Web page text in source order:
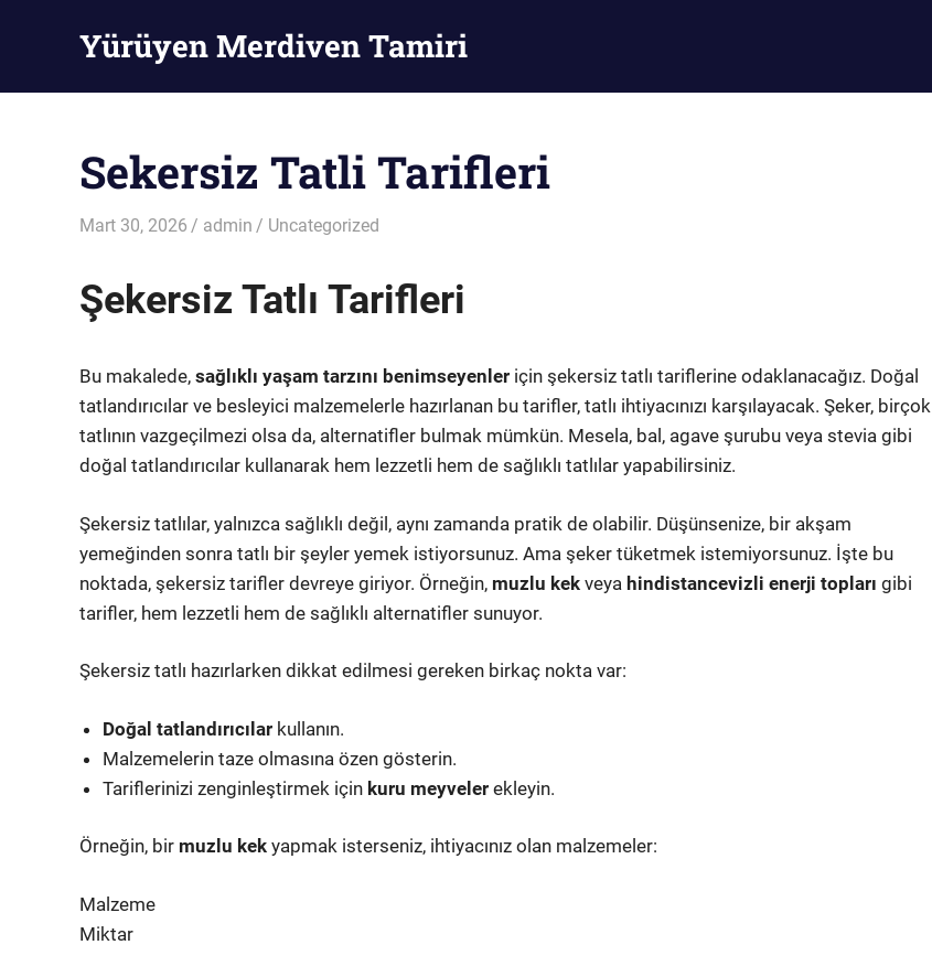
Yürüyen Merdiven Tamiri
Sekersiz Tatli Tarifleri
Mart 30, 2026 admin Uncategorized
Şekersiz Tatlı Tarifleri
Bu makalede, sağlıklı yaşam tarzını benimseyenler için şekersiz tatlı tariflerine odaklanacağız. Doğal
tatlandırıcılar ve besleyici malzemelerle hazırlanan bu tarifler, tatlı ihtiyacınızı karşılayacak. Şeker, birçok
tatlının vazgeçilmezi olsa da, alternatifler bulmak mümkün. Mesela, bal, agave şurubu veya stevia gibi
doğal tatlandırıcılar kullanarak hem lezzetli hem de sağlıklı tatlılar yapabilirsiniz.
Şekersiz tatlılar, yalnızca sağlıklı değil, aynı zamanda pratik de olabilir. Düşünsenize, bir akşam
yemeğinden sonra tatlı bir şeyler yemek istiyorsunuz. Ama şeker tüketmek istemiyorsunuz. İşte bu
noktada, şekersiz tarifler devreye giriyor. Örneğin, muzlu kek veya hindistancevizli enerji topları gibi
tarifler, hem lezzetli hem de sağlıklı alternatifler sunuyor.
Şekersiz tatlı hazırlarken dikkat edilmesi gereken birkaç nokta var:
Doğal tatlandırıcılar kullanın.
Malzemelerin taze olmasına özen gösterin.
Tariflerinizi zenginleştirmek için kuru meyveler ekleyin.
Örneğin, bir muzlu kek yapmak isterseniz, ihtiyacınız olan malzemeler:
Malzeme
Miktar